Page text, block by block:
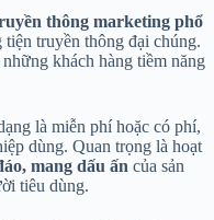
thông marketing phổ
truyền thông đại chúng.
khách hàng tiềm năng
là miễn phí hoặc có phí,
dùng. Quan trọng là hoạt
mang dấu ấn của sản
tiêu dùng.